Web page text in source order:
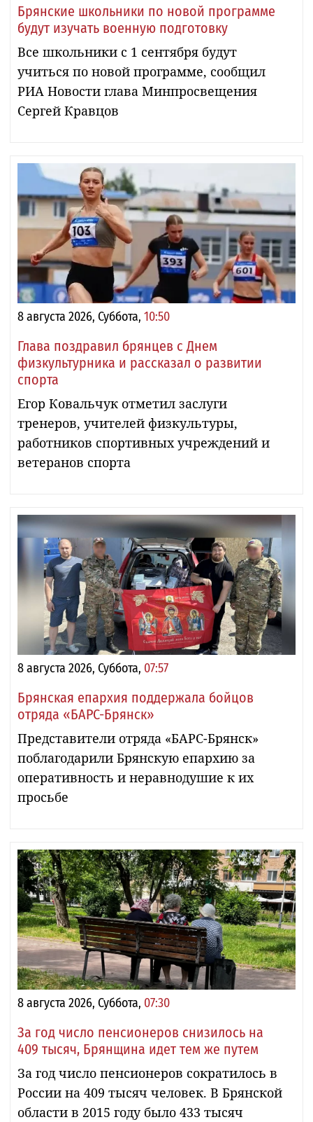
Брянские школьники по новой программе
будут изучать военную подготовку
Все школьники с 1 сентября будут
учиться по новой программе, сообщил
РИА Новости глава Минпросвещения
Сергей Кравцов
8 августа 2026, Суббота, 10:50
Глава поздравил брянцев с Днем
физкультурника и рассказал о развитии
спорта
Егор Ковальчук отметил заслуги
тренеров, учителей физкультуры,
работников спортивных учреждений и
ветеранов спорта
8 августа 2026, Суббота, 07:57
Брянская епархия поддержала бойцов
отряда «БАРС-Брянск»
Представители отряда «БАРС-Брянск»
поблагодарили Брянскую епархию за
оперативность и неравнодушие к их
просьбе
8 августа 2026, Суббота, 07:30
За год число пенсионеров снизилось на
409 тысяч, Брянщина идет тем же путем
За год число пенсионеров сократилось в
России на 409 тысяч человек. В Брянской
области в 2015 году было 433 тысяч